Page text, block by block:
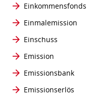
Einkommensfonds
Einmalemission
Einschuss
Emission
Emissionsbank
Emissionserlös